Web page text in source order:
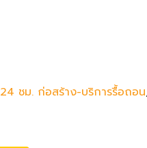
24 ชม. ก่อสร้าง-บริการรื้อถอน